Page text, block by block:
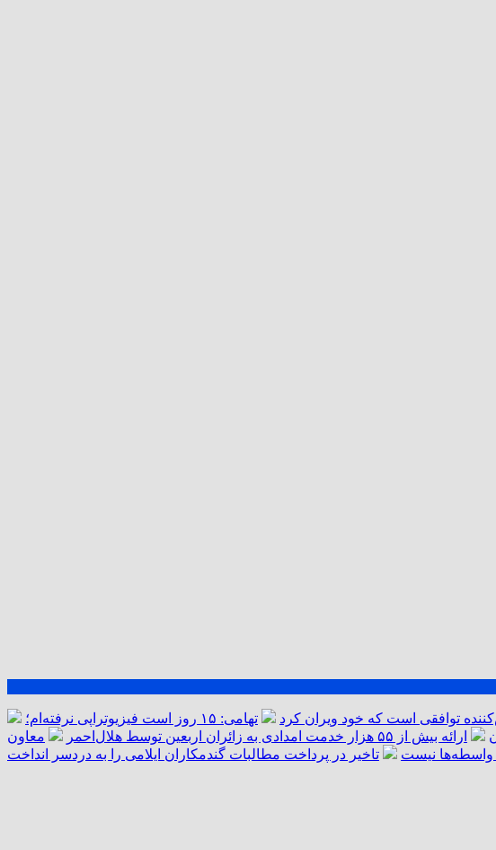
توافقی است که خود ویران کرد
تهامی: ۱۵ روز است فیزیوتراپی نرفته‌ام؛
ارائه بیش از ۵۵ هزار خدمت امدادی به زائران اربعین توسط هلال‌احمر
معاون
واسطه‌ها نیست تاخیر در پرداخت مطالبات گندمکاران ایلامی را به دردسر انداخت